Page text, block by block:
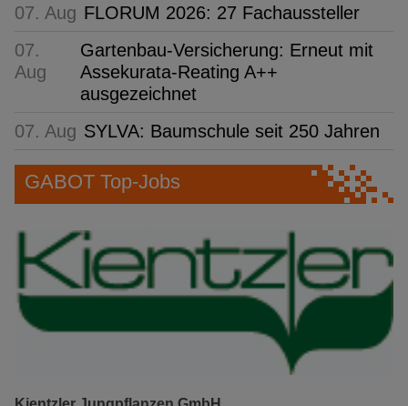
07. Aug FLORUM 2026: 27 Fachaussteller
07.
Aug
Gartenbau-Versicherung: Erneut mit
Assekurata-Reating A++
ausgezeichnet
07. Aug SYLVA: Baumschule seit 250 Jahren
GABOT Top-Jobs